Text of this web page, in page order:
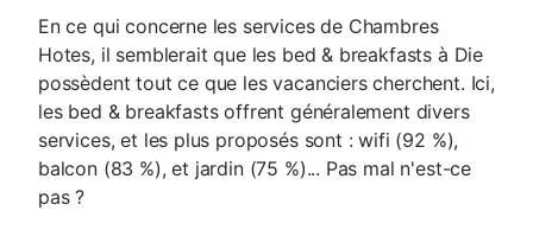
En ce qui concerne les services de Chambres
Hotes, il semblerait que les bed & breakfasts à Die
possèdent tout ce que les vacanciers cherchent. Ici,
les bed & breakfasts offrent généralement divers
services, et les plus proposés sont : wifi (92 %),
balcon (83 %), et jardin (75 %)... Pas mal n'est-ce
pas ?